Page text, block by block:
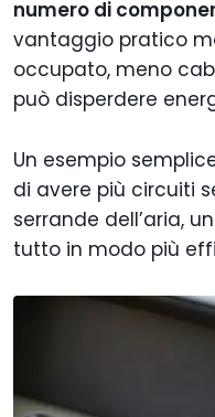
numero di
vantaggio pratico
occupato, meno
può disperdere
Un esempio
di avere più circuiti
serrande dell’aria,
tutto in modo più